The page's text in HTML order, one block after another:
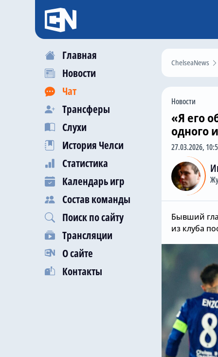
Главная
Новости
Чат
Трансферы
Слухи
История Челси
Статистика
Календарь игр
Состав команды
Поиск по сайту
Трансляции
О сайте
Контакты
ChelseaNews
Новости
«Я его
одного
27.03.2026,
Бывший
из клуба